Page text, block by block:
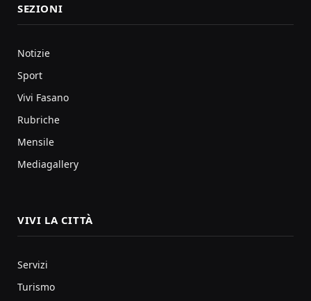
SEZIONI
Notizie
Sport
Vivi Fasano
Rubriche
Mensile
Mediagallery
VIVI LA CITTÀ
Servizi
Turismo